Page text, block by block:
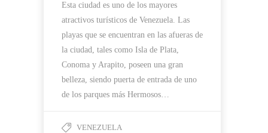
Esta ciudad es uno de los mayores
atractivos turísticos de Venezuela. Las
playas que se encuentran en las afueras de
la ciudad, tales como Isla de Plata,
Conoma y Arapito, poseen una gran
belleza, siendo puerta de entrada de uno
de los parques más Hermosos…
VENEZUELA